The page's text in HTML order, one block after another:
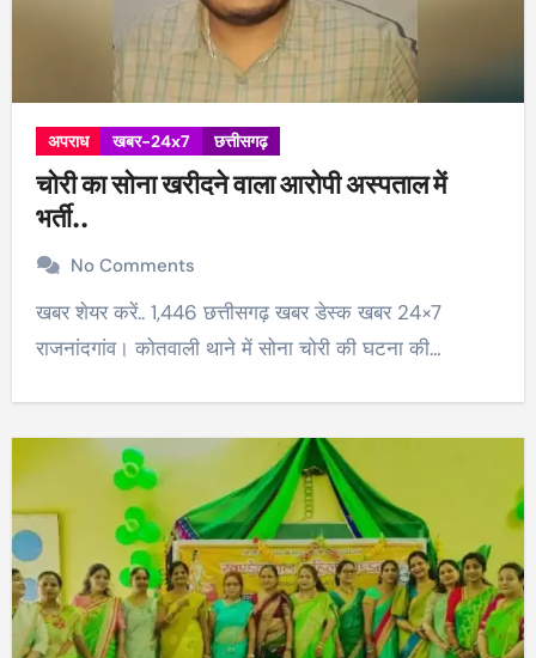
अपराध खबर-24x7 छत्तीसगढ़
चोरी का सोना खरीदने वाला आरोपी अस्पताल में
भर्ती..
No Comments
खबर शेयर करें.. 1,446 छत्तीसगढ़ खबर डेस्क खबर 24×7
राजनांदगांव। कोतवाली थाने में सोना चोरी की घटना की…